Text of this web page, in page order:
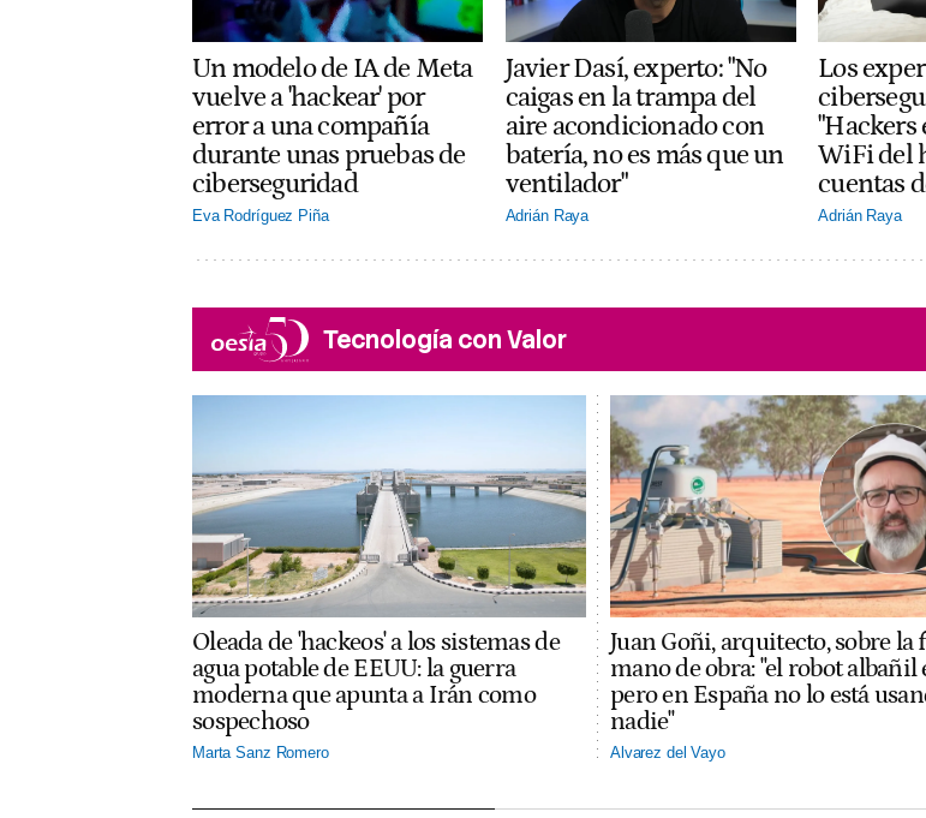
Un modelo de IA de Meta
vuelve a 'hackear' por
error a una compañía
durante unas pruebas de
ciberseguridad
Eva Rodríguez Piña
Javier Dasí, experto: "No
caigas en la trampa del
aire acondicionado con
batería, no es más que un
ventilador"
Adrián Raya
Los
"Hackers
WiFi del
cuentas
Adrián Raya
Tecnología con Valor
Oleada de 'hackeos' a los sistemas de
agua potable de EEUU: la guerra
moderna que apunta a Irán como
sospechoso
Marta Sanz Romero
Juan Goñi, arquitecto, sobre la
mano de obra: "el robot albañil
pero en España no lo está
nadie"
Alvarez del Vayo